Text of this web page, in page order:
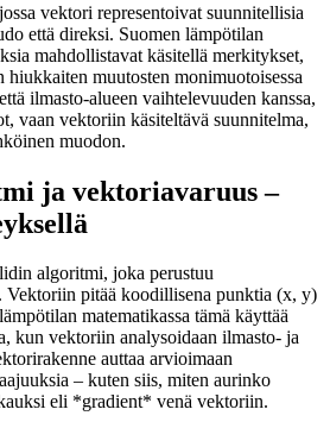
vektori representoivat suunnitellisia
että direksi. Suomen lämpötilan
mahdollistavat käsitellä merkitykset,
muutosten monimuotoisessa
ilmasto-alueen vaihtelevuuden kanssa,
vaan vektoriin käsiteltävä suunnitelma,
muodon.
ja vektoriavaruus –
algoritmi, joka perustuu
Vektoriin pitää koodillisena punktia (x, y)
matematikassa tämä käyttää
kun vektoriin analysoidaan ilmasto- ja
auttaa arvioimaan
– kuten siis, miten aurinko
eli *gradient* venä vektoriin.